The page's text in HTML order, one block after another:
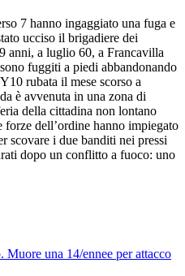
7 hanno ingaggiato una fuga e
ucciso il brigadiere dei
anni, a luglio 60, a Francavilla
fuggiti a piedi abbandonando
rubata il mese scorso a
è avvenuta in una zona di
della cittadina non lontano
dell’ordine hanno impiegato
scovare i due banditi nei pressi
dopo un conflitto a fuoco: uno
Muore una 14/ennee per attacco